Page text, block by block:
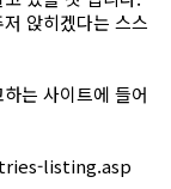
앉히겠다는 스스
는 사이트에 들어
listing.asp